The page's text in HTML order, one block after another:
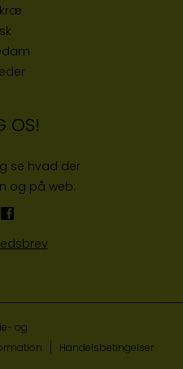
OS!
se hvad der
og på web:
og
Handelsbetingelser